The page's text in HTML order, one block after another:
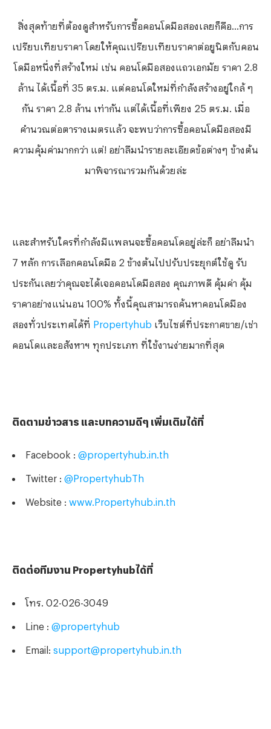
สิ่งสุดท้ายที่ต้องดูสำหรับการซื้อคอนโดมือสองเลยก็คือ...การ
เปรียบเทียบราคา โดยให้คุณเปรียบเทียบราคาต่อยูนิตกับคอน
โดมือหนึ่งที่สร้างใหม่ เช่น คอนโดมือสองแถวเอกมัย ราคา 2.8
ล้าน ได้เนื้อที่ 35 ตร.ม. แต่คอนโดใหม่ที่กำลังสร้างอยู่ใกล้ ๆ
กัน ราคา 2.8 ล้าน เท่ากัน แต่ได้เนื้อที่เพียง 25 ตร.ม. เมื่อ
คำนวณต่อตารางเมตรแล้ว จะพบว่าการซื้อคอนโดมือสองมี
ความคุ้มค่ามากกว่า แต่! อย่าลืมนำรายละเอียดข้อต่างๆ ข้างต้น
มาพิจารณารวมกันด้วยล่ะ
และสำหรับใครที่กำลังมีแพลนจะซื้อคอนโดอยู่ล่ะก็ อย่าลืมนำ
7 หลัก การเลือกคอนโดมือ 2 ข้างต้นไปปรับประยุกต์ใช้ดู รับ
ประกันเลยว่าคุณจะได้เจอคอนโดมือสอง คุณภาพดี คุ้มค่า คุ้ม
ราคาอย่างแน่นอน 100% ทั้งนี้คุณสามารถค้นหาคอนโดมือง
สองทั่วประเทศได้ที่ Propertyhub เว็บไซต์ที่ประกาศขาย/เช่า
คอนโดและอสังหาฯ ทุกประเภท ที่ใช้งานง่ายมากที่สุด
ติดตามข่าวสาร และบทความดีๆ เพิ่มเติมได้ที่
Facebook : @propertyhub.in.th
Twitter : @PropertyhubTh
Website : www.Propertyhub.in.th
ติดต่อทีมงาน Propertyhubได้ที่
โทร. 02-026-3049
Line : @propertyhub
Email: support@propertyhub.in.th